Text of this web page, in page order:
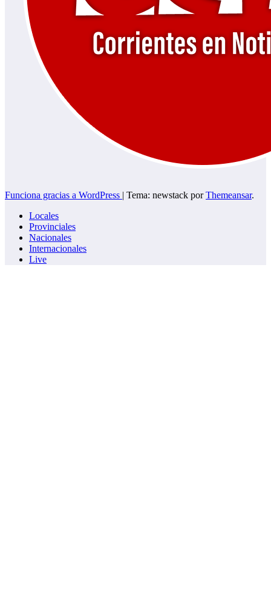
Funciona gracias a WordPress | Tema: newstack porThemeansar.
Locales
Provinciales
Nacionales
Internacionales
Live